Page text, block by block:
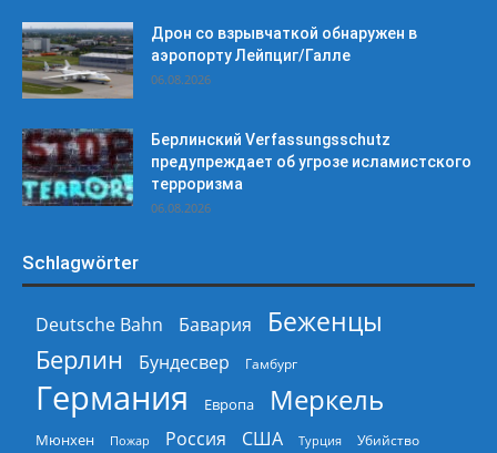
Дрон со взрывчаткой обнаружен в
аэропорту Лейпциг/Галле
06.08.2026
Берлинский Verfassungsschutz
предупреждает об угрозе исламистского
терроризма
06.08.2026
Schlagwörter
Deutsche Bahn Бавария
Беженцы
Берлин
Бундесвер Гамбург
Германия Европа Меркель
Мюнхен Пожар Россия США Турция Убийство